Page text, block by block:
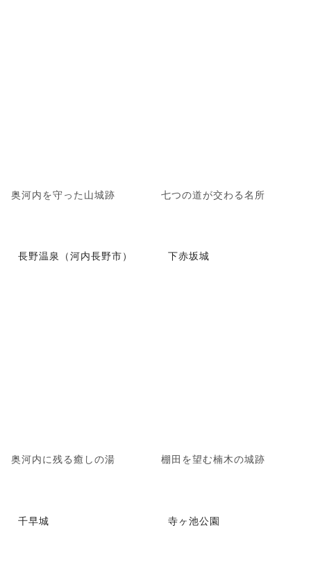
奥河内を守った山城跡 七つの道が交わる名所
長野温泉（河内長野市）
奥河内に残る癒しの湯
下赤坂城
棚田を望む楠木の城跡
千早城 寺ヶ池公園